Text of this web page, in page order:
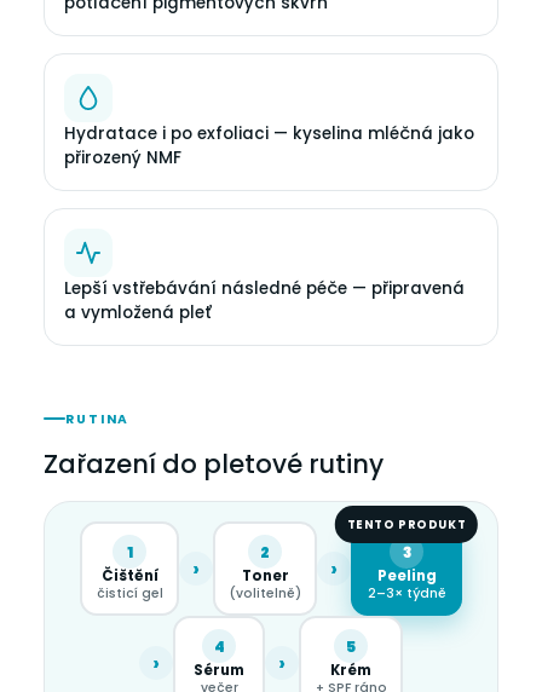
Hydratace i po exfoliaci — kyselina mléčná jako
přirozený NMF
Lepší vstřebávání následné péče — připravená
a vymložená pleť
RUTINA
Zařazení do pletové rutiny
1
Čištění
čisticí gel
›
2
Toner
(volitelně)
›
TENTO PRODUKT
3
Peeling
2–3× týdně
›
4
Sérum
večer
›
5
Krém
+ SPF ráno